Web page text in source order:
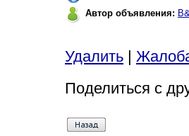
Автор объявления:
Удалить |
Поделиться с